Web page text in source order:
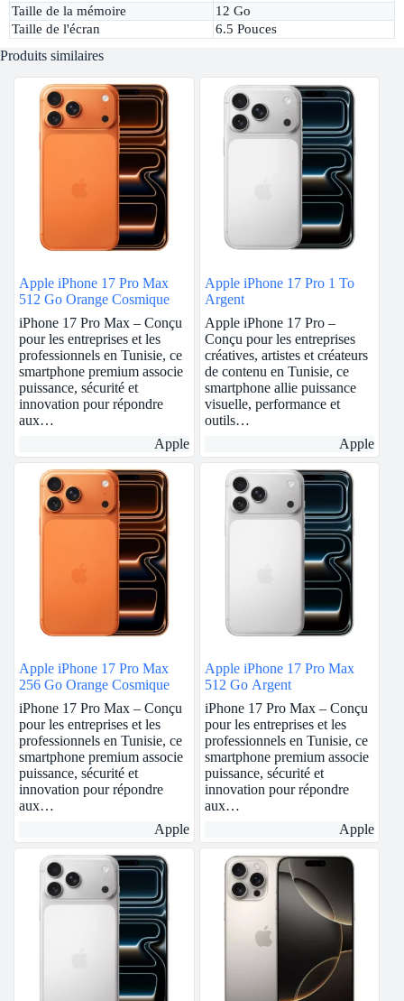
Taille de la mémoire
12 Go
Taille de l'écran
6.5 Pouces
Produits similaires
Apple iPhone 17 Pro Max
512 Go Orange Cosmique
iPhone 17 Pro Max – Conçu
pour les entreprises et les
professionnels en Tunisie, ce
smartphone premium associe
puissance, sécurité et
innovation pour répondre
aux…
Apple
Apple iPhone 17 Pro 1 To
Argent
Apple iPhone 17 Pro –
Conçu pour les entreprises
créatives, artistes et créateurs
de contenu en Tunisie, ce
smartphone allie puissance
visuelle, performance et
outils…
Apple
Apple iPhone 17 Pro Max
256 Go Orange Cosmique
iPhone 17 Pro Max – Conçu
pour les entreprises et les
professionnels en Tunisie, ce
smartphone premium associe
puissance, sécurité et
innovation pour répondre
aux…
Apple
Apple iPhone 17 Pro Max
512 Go Argent
iPhone 17 Pro Max – Conçu
pour les entreprises et les
professionnels en Tunisie, ce
smartphone premium associe
puissance, sécurité et
innovation pour répondre
aux…
Apple